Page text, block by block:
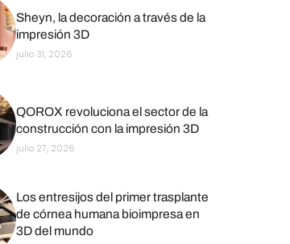
Sheyn, la decoración a través de la
impresión 3D
julio 31, 2026
QOROX revoluciona el sector de la
construcción con la impresión 3D
julio 27, 2026
Los entresijos del primer trasplante
de córnea humana bioimpresa en
3D del mundo